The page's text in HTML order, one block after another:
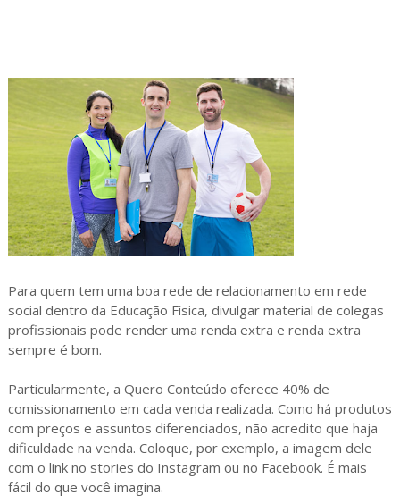
Para quem tem uma boa rede de relacionamento em rede
social dentro da Educação Física, divulgar material de colegas
profissionais pode render uma renda extra e renda extra
sempre é bom.
Particularmente, a Quero Conteúdo oferece 40% de
comissionamento em cada venda realizada. Como há produtos
com preços e assuntos diferenciados, não acredito que haja
dificuldade na venda. Coloque, por exemplo, a imagem dele
com o link no stories do Instagram ou no Facebook. É mais
fácil do que você imagina.